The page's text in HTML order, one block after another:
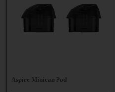
Aspire Minican Pod